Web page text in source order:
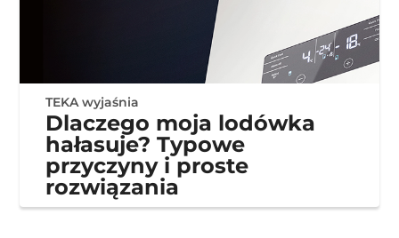
TEKA wyjaśnia
Dlaczego moja lodówka
hałasuje? Typowe
przyczyny i proste
rozwiązania